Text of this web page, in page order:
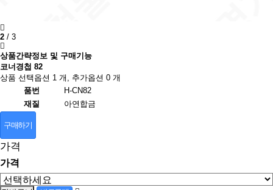
2 / 3
상품간략정보 및 구매기능
코너경첩 82
상품 선택옵션 1 개, 추가옵션 0 개
품번
H-CN82
재질
아연합금
구매하기
가격
가격